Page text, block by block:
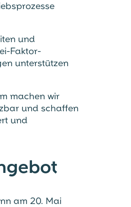
und
Faktor-
unterstützen
machen wir
und schaffen
und
am 20. Mai